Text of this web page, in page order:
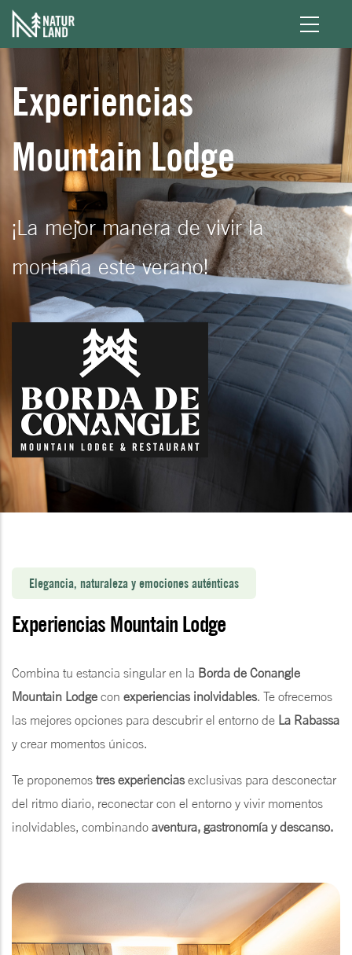
Pasar al contenido principal
Experiencias
Mountain Lodge
¡La mejor manera de vivir la
montaña este verano!
Elegancia, naturaleza y emociones auténticas
Experiencias Mountain Lodge
Combina tu estancia singular en la Borda de Conangle
Mountain Lodge con experiencias inolvidables. Te ofrecemos
las mejores opciones para descubrir el entorno de La Rabassa
y crear momentos únicos.
Te proponemos tres experiencias exclusivas para desconectar
del ritmo diario, reconectar con el entorno y vivir momentos
inolvidables, combinando aventura, gastronomía y descanso.